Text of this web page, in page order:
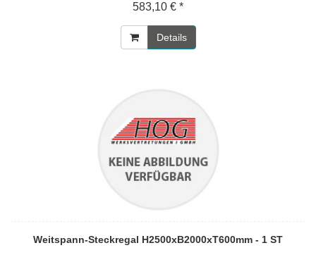
583,10 € *
Details
Weitspann-Steckregal H2500xB2000xT600mm - 1 ST